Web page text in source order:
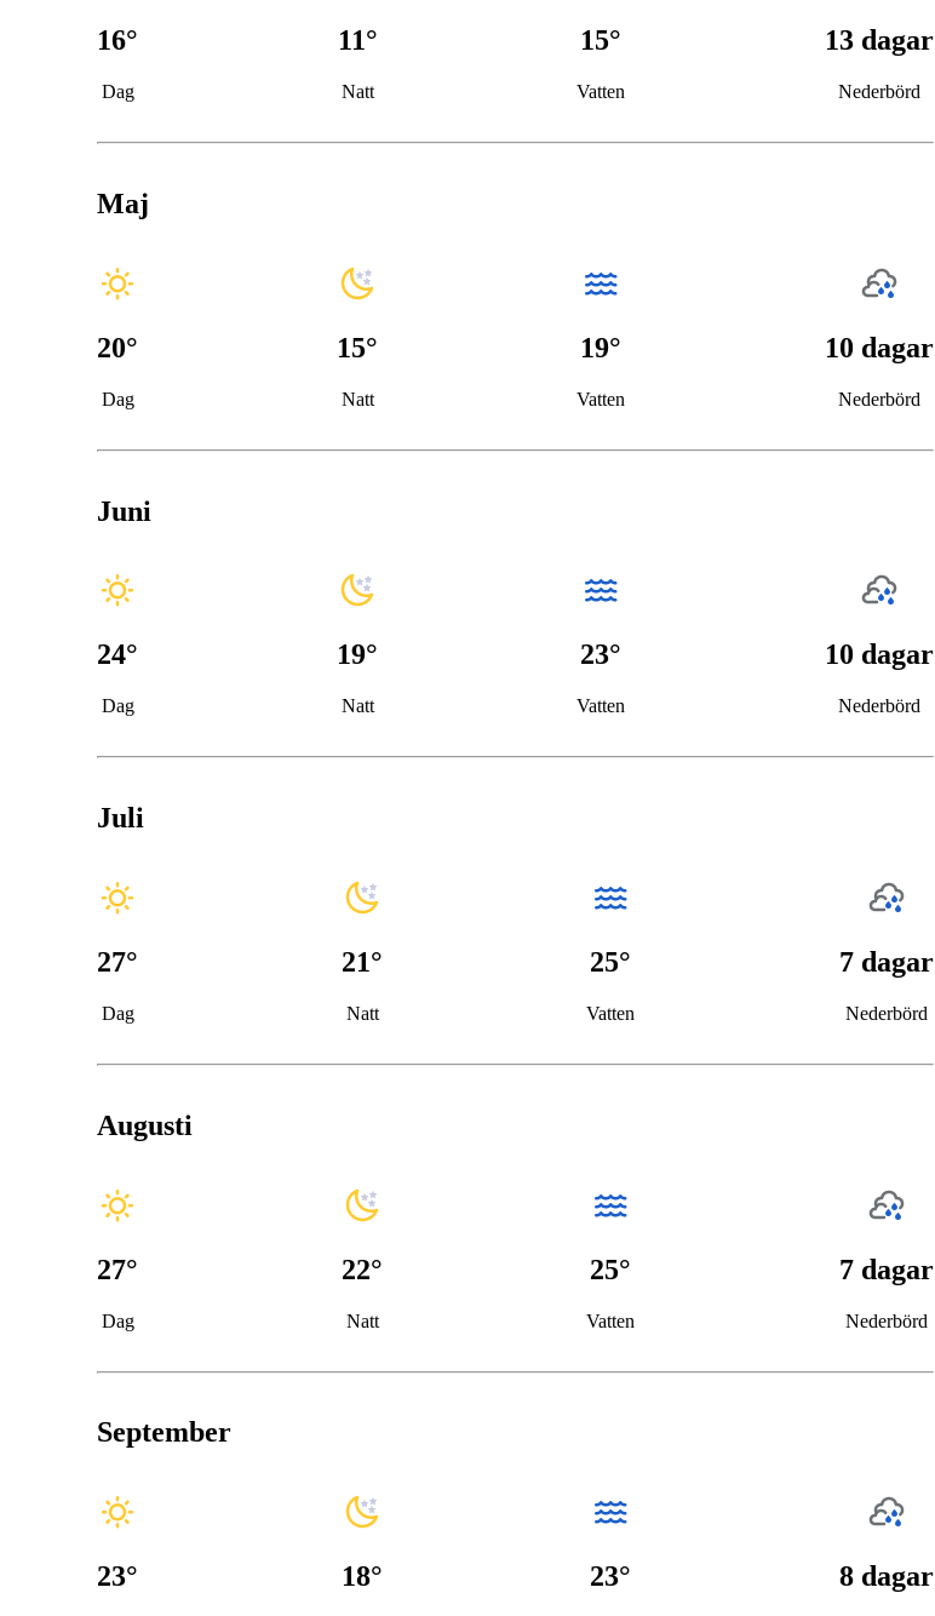
16°
Dag
11°
Natt
15°
Vatten
13 dagar
Nederbörd
Maj
20°
Dag
15°
Natt
19°
Vatten
10 dagar
Nederbörd
Juni
24°
Dag
19°
Natt
23°
Vatten
10 dagar
Nederbörd
Juli
27°
Dag
21°
Natt
25°
Vatten
7 dagar
Nederbörd
Augusti
27°
Dag
22°
Natt
25°
Vatten
7 dagar
Nederbörd
September
23° 18° 23° 8 dagar